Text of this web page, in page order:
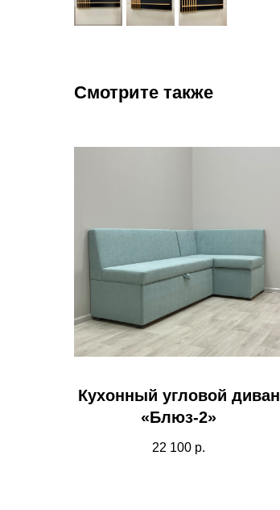
Смотрите также
Кухонный угловой диван
«Блюз-2»
22 100 р.